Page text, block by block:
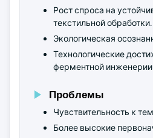
Рост спроса на
текстильной обработки.
Экологическая
Технологические
ферментной
Проблемы
Чувствительность к
Более высокие